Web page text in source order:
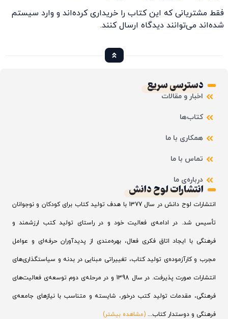
فقط مشتریانی که این کتاب را خریداری کرده‌اند و وارد سیستم
شده‌اند می‌توانند دیدگاه ارسال کنند.
دسترسی سریع
اخبار و مقالات
کتاب‌ها
همکاری با ما
تماس با ما
درباره‌ی ما
انتشارات لوح دانش
انتشارات لوح دانش در سال 1377 با هدف تولید کتاب برای کودکان و نوجوانان
تأسیس شد. در ادامه‌ی فعالیت خود و در راستای تولید کتب ارزشمند و
فرهنگی با ایجاد اتاق فکری فعال، بهره‌مندی از پدیدآوران حرفه‌ای و عوامل
مجرب و کارآزموده‌ی تولید کتاب، تغییراتی مبنایی در بدنه و سیاستگذاری‌های
انتشارات صورت پذیرفت. در سال 1398 و در مرحله‌ی دوم توسعه‌ی فعالیت‌های
فرهنگی، مقدمات تولید کتب درخور، شایسته و متناسب با نیازهای جامعه‌ی
فرهنگی و دوستدار کتاب... (مشاهده بیشتر)